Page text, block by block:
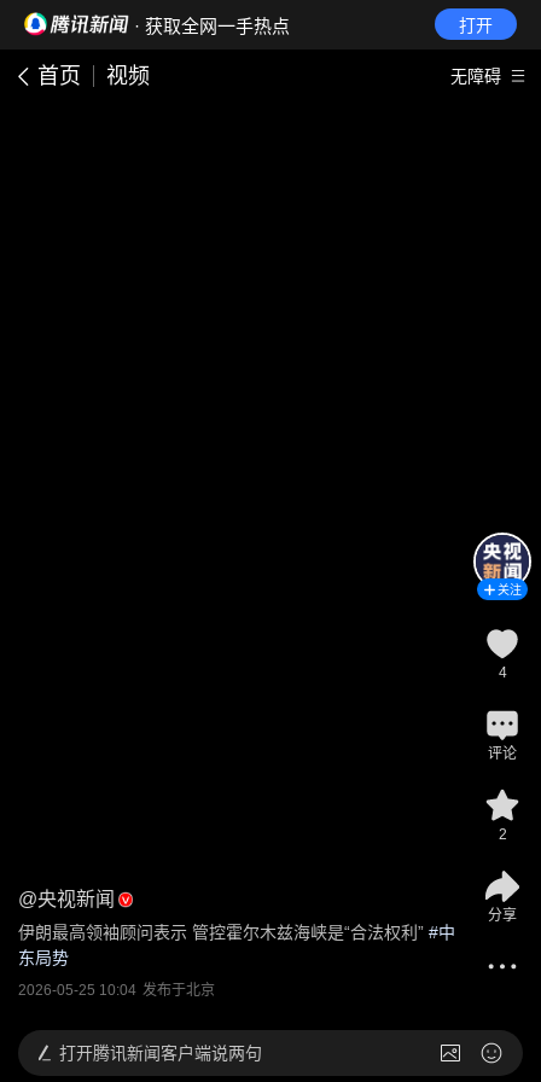
· 获取全网一手热点 打开
首页 视频 无障碍
@央视新闻
伊朗最高领袖顾问表示 管控霍尔木兹海峡是“合法权利” #中
东局势
2026-05-25 10:04 发布于北京
关注
4
评论
2
分享
打开腾讯新闻客户端说两句